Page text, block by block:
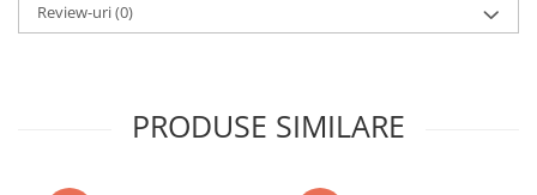
Review-uri(0)
PRODUSE SIMILARE